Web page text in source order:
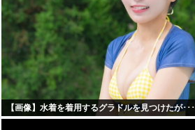
【画像】水着を着用するグラドルを見つけたが･･･